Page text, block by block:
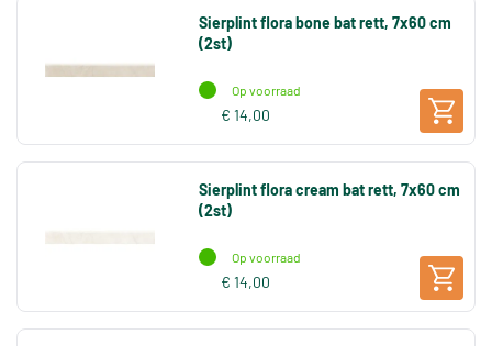
Sierplint flora bone bat rett, 7x60 cm
(2st)
Op voorraad
€ 14,00
Sierplint flora cream bat rett, 7x60 cm
(2st)
Op voorraad
€ 14,00